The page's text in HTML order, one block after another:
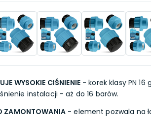
WYSOKIE CIŚNIENIE- korek klasy PN
instalacji - aż do 16 barów.
ZAMONTOWANIA- element pozwala na